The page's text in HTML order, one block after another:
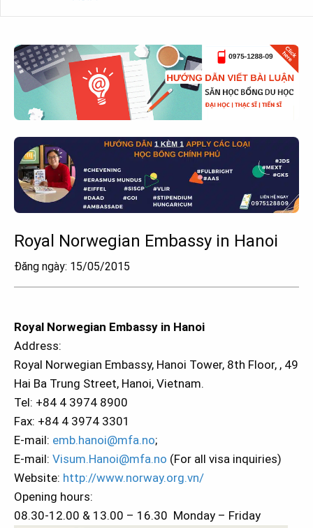
Royal Norwegian Embassy in Hanoi
Đăng ngày: 15/05/2015
Royal Norwegian Embassy in Hanoi
Address:
Royal Norwegian Embassy, Hanoi Tower, 8th Floor, , 49
Hai Ba Trung Street, Hanoi, Vietnam.
Tel: +84 4 3974 8900
Fax: +84 4 3974 3301
E-mail: emb.hanoi@mfa.no;
E-mail: Visum.Hanoi@mfa.no (For all visa inquiries)
Website: http://www.norway.org.vn/
Opening hours:
08.30-12.00 & 13.00 – 16.30 Monday – Friday